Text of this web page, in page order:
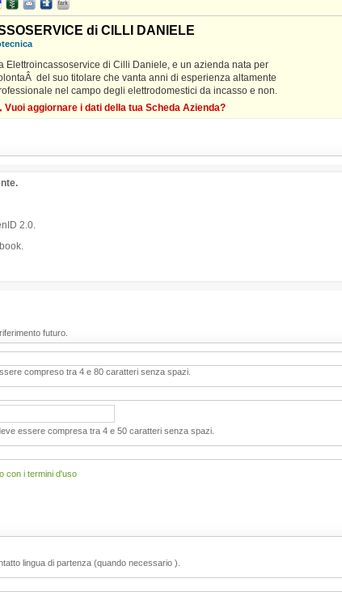
di CILLI DANIELE
Elettroincassoservice di Cilli Daniele, e un azienda nata per
del suo titolare che vanta anni di esperienza altamente
nel campo degli elettrodomestici da incasso e non.
Vuoi aggiornare i dati della tua Scheda Azienda?
2.0.
futuro.
compreso tra 4 e 80 caratteri senza spazi.
essere compresa tra 4 e 50 caratteri senza spazi.
con i termini d'uso
lingua di partenza (quando necessario ).